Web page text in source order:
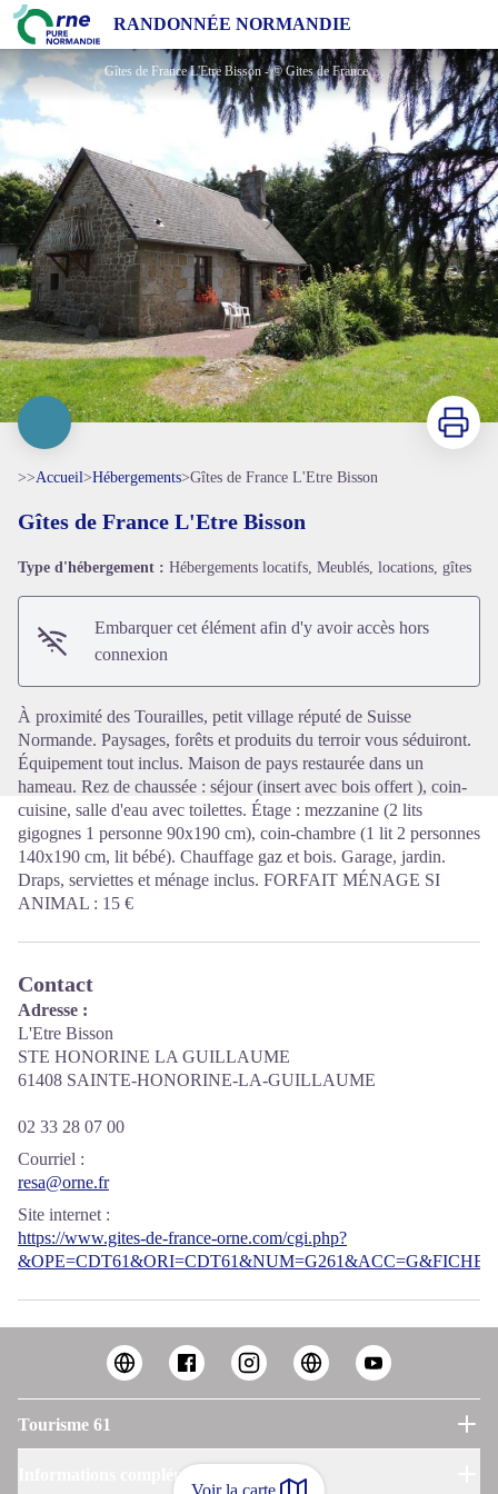
RANDONNÉE NORMANDIE
Gîtes de France L'Etre Bisson
Voir la carte
Gîtes de France L'Etre Bisson - © Gites de France Orne
Voir l'image en plein écran
Imprimer
>>Accueil>Hébergements>Gîtes de France L'Etre Bisson
Gîtes de France L'Etre Bisson
Type d'hébergement : Hébergements locatifs, Meublés, locations, gîtes
Embarquer cet élément afin d'y avoir accès hors
connexion
À proximité des Tourailles, petit village réputé de Suisse
Normande. Paysages, forêts et produits du terroir vous séduiront.
Équipement tout inclus. Maison de pays restaurée dans un
hameau. Rez de chaussée : séjour (insert avec bois offert ), coin-
cuisine, salle d'eau avec toilettes. Étage : mezzanine (2 lits
gigognes 1 personne 90x190 cm), coin-chambre (1 lit 2 personnes
140x190 cm, lit bébé). Chauffage gaz et bois. Garage, jardin.
Draps, serviettes et ménage inclus. FORFAIT MÉNAGE SI
ANIMAL : 15 €
Contact
Adresse :
L'Etre Bisson
STE HONORINE LA GUILLAUME
61408 SAINTE-HONORINE-LA-GUILLAUME
02 33 28 07 00
Courriel :
resa@orne.fr
Site internet :
https://www.gites-de-france-orne.com/cgi.php?
Tourisme 61
Informations complémentaires